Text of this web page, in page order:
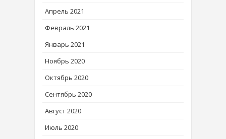
Апрель 2021
Февраль 2021
Январь 2021
Ноябрь 2020
Октябрь 2020
Сентябрь 2020
Август 2020
Июль 2020